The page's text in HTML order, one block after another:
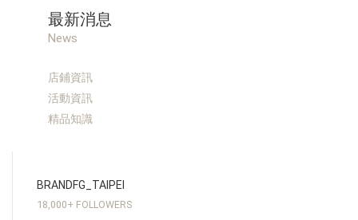
最新消息
News
店鋪資訊
活動資訊
精品知識
BRANDFG_TAIPEI
18,000+ FOLLOWERS